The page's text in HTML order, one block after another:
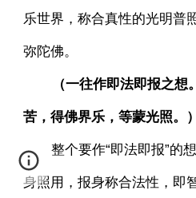
乐世界，称合真性的光明普
弥陀佛。
（一往作即法即报之
苦，得佛界乐，等蒙光照。）
整个要作“即法即报”的
身照用，报身称合法性，即